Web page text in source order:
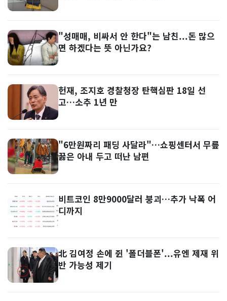
"성매매, 비싸서 안 한다"는 남친...돈 많으
면 하겠다는 뜻 아닌가요?
헌재, 조지호 경찰청장 탄핵심판 18일 선
고…소추 1년 만
"6만원짜리 패딩 사달라"…쇼핑센터서 무릎
꿇은 아내 두고 떠난 남편
비트코인 8만9000달러 붕괴…추가 낙폭 어
디까지
北 김여정 손에 쥔 '폴더블폰'...유엔 제재 위
반 가능성 제기